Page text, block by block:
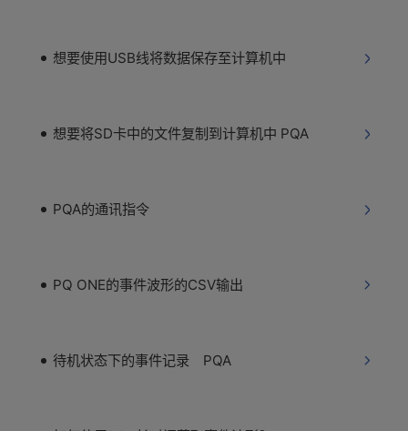
想要使用USB线将数据保存至计算机中
想要将SD卡中的文件复制到计算机中 PQA
PQA的通讯指令
PQ ONE的事件波形的CSV输出
待机状态下的事件记录 PQA